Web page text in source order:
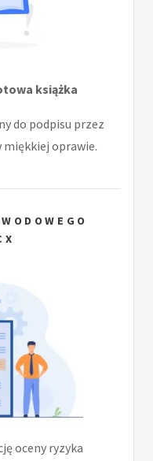
książka
do podpisu przez
miękkiej oprawie.
oceny ryzyka